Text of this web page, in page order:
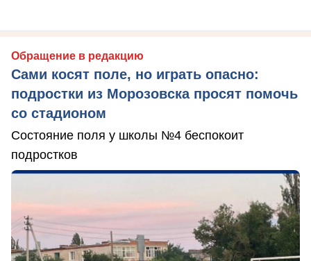
Обращение в редакцию
Сами косят поле, но играть опасно:
подростки из Морозовска просят помочь
со стадионом
Состояние поля у школы №4 беспокоит
подростков